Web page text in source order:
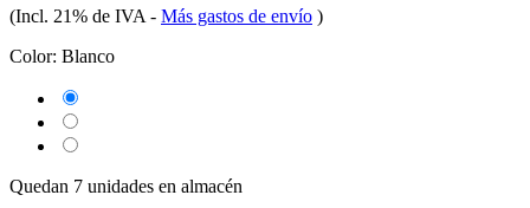
(Incl. 21% de IVA - Más gastos de envío )
Color: Blanco
Quedan 7 unidades en almacén